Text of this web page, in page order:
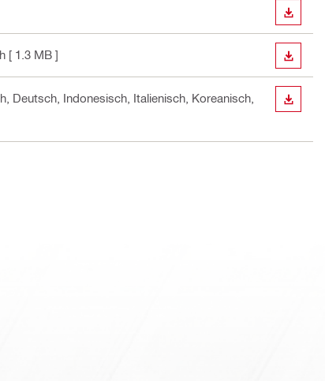
[ 1.3 MB ]
Deutsch, Indonesisch, Italienisch, Koreanisch,